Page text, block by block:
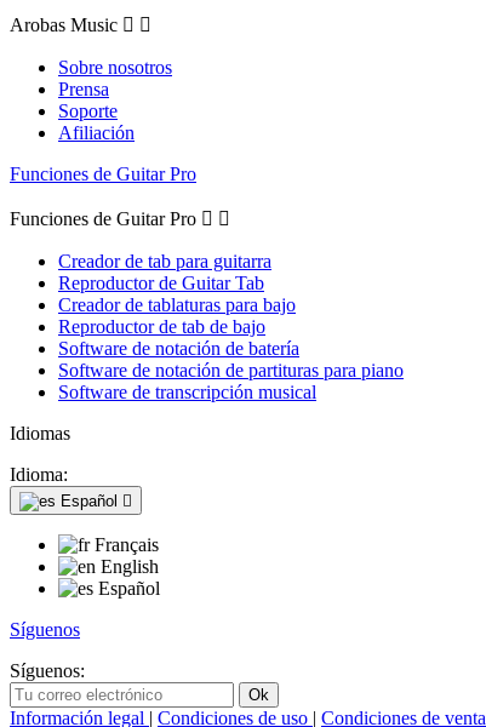
Arobas Music  
Sobre nosotros
Prensa
Soporte
Afiliación
Funciones de Guitar Pro
Funciones de Guitar Pro  
Creador de tab para guitarra
Reproductor de Guitar Tab
Creador de tablaturas para bajo
Reproductor de tab de bajo
Software de notación de batería
Software de notación de partituras para piano
Software de transcripción musical
Idiomas
Idioma:
Español 
Français
English
Español
Síguenos
Síguenos:
Información legal | Condiciones de uso | Condiciones de venta